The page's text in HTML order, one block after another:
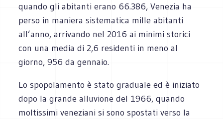
quando gli abitanti erano 66.386, Venezia ha
perso in maniera sistematica mille abitanti
all’anno, arrivando nel 2016 ai minimi storici
con una media di 2,6 residenti in meno al
giorno, 956 da gennaio.
Lo spopolamento è stato graduale ed è iniziato
dopo la grande alluvione del 1966, quando
moltissimi veneziani si sono spostati verso la